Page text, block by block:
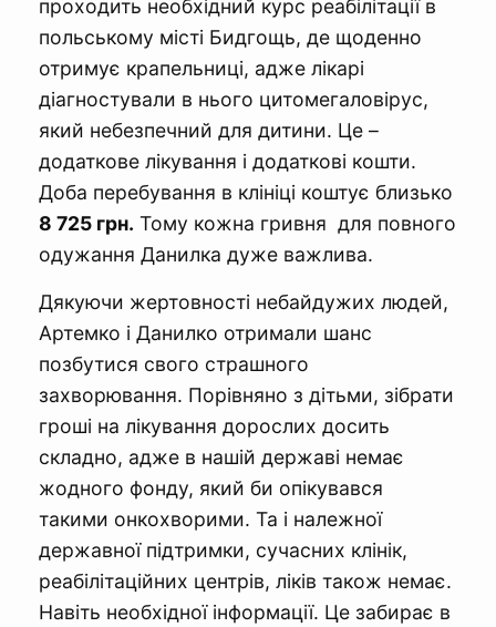
проходить необхідний курс реабілітації в
польському місті Бидгощь, де щоденно
отримує крапельниці, адже лікарі
діагностували в нього цитомегаловірус,
який небезпечний для дитини. Це –
додаткове лікування і додаткові кошти.
Доба перебування в клініці коштує близько
8 725 грн. Тому кожна гривня для повного
одужання Данилка дуже важлива.
Дякуючи жертовності небайдужих людей,
Артемко і Данилко отримали шанс
позбутися свого страшного
захворювання. Порівняно з дітьми, зібрати
гроші на лікування дорослих досить
складно, адже в нашій державі немає
жодного фонду, який би опікувався
такими онкохворими. Та і належної
державної підтримки, сучасних клінік,
реабілітаційних центрів, ліків також немає.
Навіть необхідної інформації. Це забирає в